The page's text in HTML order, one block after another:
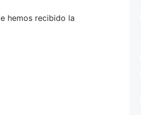
hemos recibido la